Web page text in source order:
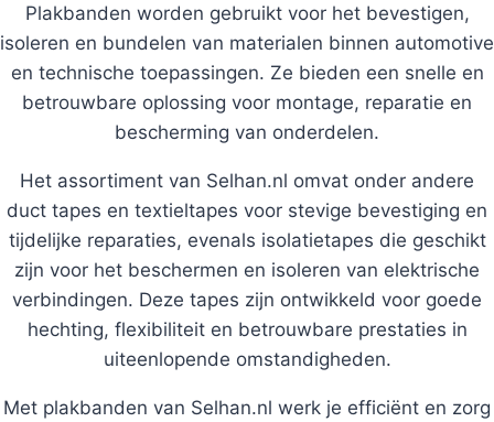
Plakbanden worden gebruikt voor het bevestigen,
isoleren en bundelen van materialen binnen automotive
en technische toepassingen. Ze bieden een snelle en
betrouwbare oplossing voor montage, reparatie en
bescherming van onderdelen.
Het assortiment van Selhan.nl omvat onder andere
duct tapes en textieltapes voor stevige bevestiging en
tijdelijke reparaties, evenals isolatietapes die geschikt
zijn voor het beschermen en isoleren van elektrische
verbindingen. Deze tapes zijn ontwikkeld voor goede
hechting, flexibiliteit en betrouwbare prestaties in
uiteenlopende omstandigheden.
Met plakbanden van Selhan.nl werk je efficiënt en zorg